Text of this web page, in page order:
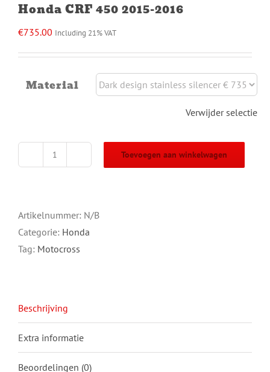
Honda CRF 450 2015-2016
€735.00 Including 21% VAT
Material
Verwijder selectie
2015-
2016
aantal
Toevoegen aan winkelwagen
Artikelnummer: N/B
Categorie: Honda
Tag: Motocross
Beschrijving
Extra informatie
Beoordelingen (0)